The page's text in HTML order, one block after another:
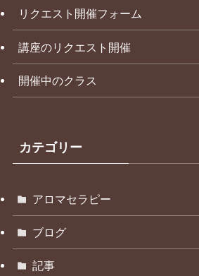
リクエスト開催フォーム
講座のリクエスト開催
開催中のクラス
カテゴリー
アロマセラピー
ブログ
記事